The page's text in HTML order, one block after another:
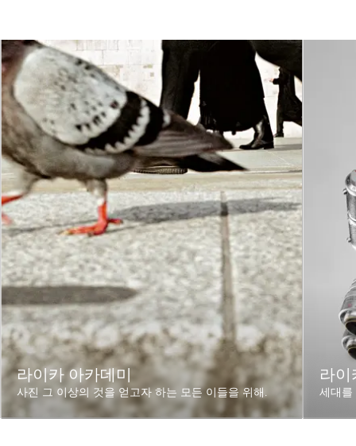
라이카 아카데미
사진 그 이상의 것을 얻고자 하는 모든 이들을 위해.
라
세대를